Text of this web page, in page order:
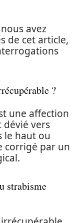
avez
de cet article,
?
une affection
dévié vers
le haut ou
corrigé par un
strabisme